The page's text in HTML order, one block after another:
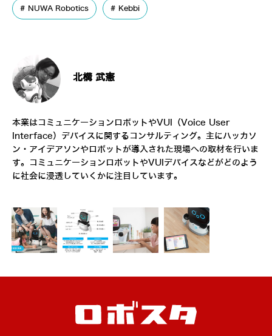
NUWA Robotics Kebbi
北構 武憲
本業はコミュニケーションロボットやVUI（Voice User
Interface）デバイスに関するコンサルティング。主にハッカソ
ン・アイデアソンやロボットが導入された現場への取材を行いま
す。コミュニケーションロボットやVUIデバイスなどがどのよう
に社会に浸透していくかに注目しています。